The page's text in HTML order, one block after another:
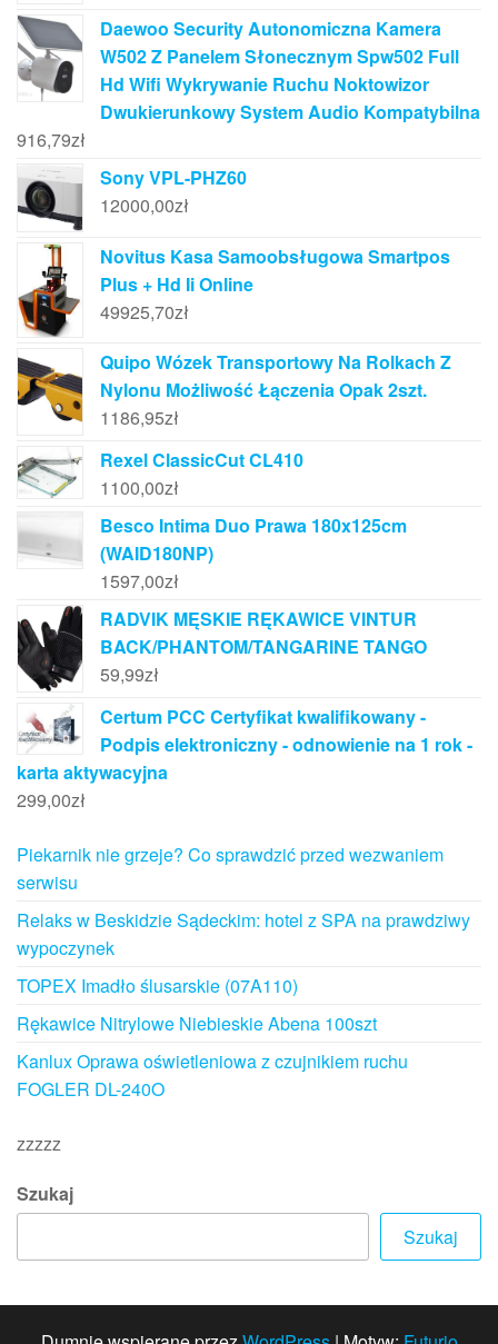
Daewoo Security Autonomiczna Kamera
W502 Z Panelem Słonecznym Spw502 Full
Hd Wifi Wykrywanie Ruchu Noktowizor
Dwukierunkowy System Audio Kompatybilna
916,79zł
Sony VPL-PHZ60
12000,00zł
Novitus Kasa Samoobsługowa Smartpos
Plus + Hd Ii Online
49925,70zł
Quipo Wózek Transportowy Na Rolkach Z
Nylonu Możliwość Łączenia Opak 2szt.
1186,95zł
Rexel ClassicCut CL410
1100,00zł
Besco Intima Duo Prawa 180x125cm
(WAID180NP)
1597,00zł
RADVIK MĘSKIE RĘKAWICE VINTUR
BACK/PHANTOM/TANGARINE TANGO
59,99zł
Certum PCC Certyfikat kwalifikowany -
Podpis elektroniczny - odnowienie na 1 rok -
karta aktywacyjna
299,00zł
Piekarnik nie grzeje? Co sprawdzić przed wezwaniem
serwisu
Relaks w Beskidzie Sądeckim: hotel z SPA na prawdziwy
wypoczynek
TOPEX Imadło ślusarskie (07A110)
Rękawice Nitrylowe Niebieskie Abena 100szt
Kanlux Oprawa oświetleniowa z czujnikiem ruchu
FOGLER DL-240O
zzzzz
Szukaj
Szukaj